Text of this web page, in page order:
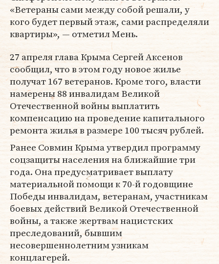
«Ветераны сами между собой решали, у
кого будет первый этаж, сами распределяли
квартиры», — отметил Мень.
27 апреля глава Крыма Сергей Аксенов
сообщил, что в этом году новое жилье
получат 167 ветеранов. Кроме того, власти
намерены 88 инвалидам Великой
Отечественной войны выплатить
компенсацию на проведение капитального
ремонта жилья в размере 100 тысяч рублей.
Ранее Совмин Крыма утвердил программу
соцзащиты населения на ближайшие три
года. Она предусматривает выплату
материальной помощи к 70-й годовщине
Победы инвалидам, ветеранам, участникам
боевых действий Великой Отечественной
войны, а также жертвам нацистских
преследований, бывшим
несовершеннолетним узникам
концлагерей.